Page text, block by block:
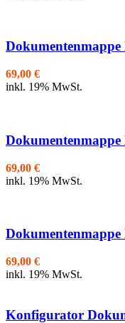
69,00 €
inkl. 19% MwSt.
69,00 €
inkl. 19% MwSt.
69,00 €
inkl. 19% MwSt.
Konfigurator